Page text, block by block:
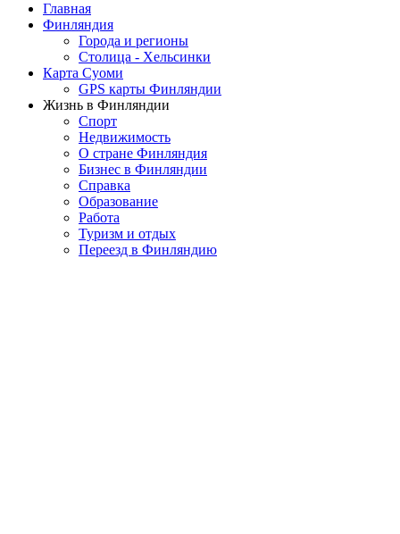
Главная
Финляндия
Города и регионы
Столица - Хельсинки
Карта Суоми
GPS карты Финляндии
Жизнь в Финляндии
Спорт
Недвижимость
О стране Финляндия
Бизнес в Финляндии
Справка
Образование
Работа
Туризм и отдых
Переезд в Финляндию